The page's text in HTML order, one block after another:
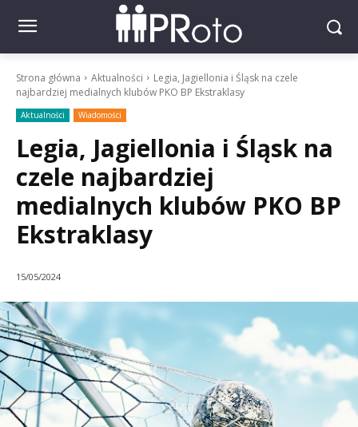
Strona główna Aktualności
Legia, Jagiellonia i Śląsk na czele
najbardziej medialnych klubów PKO BP Ekstraklasy
Aktualności Wiadomości
Legia, Jagiellonia i Śląsk na
czele najbardziej
medialnych klubów PKO BP
Ekstraklasy
15/05/2024